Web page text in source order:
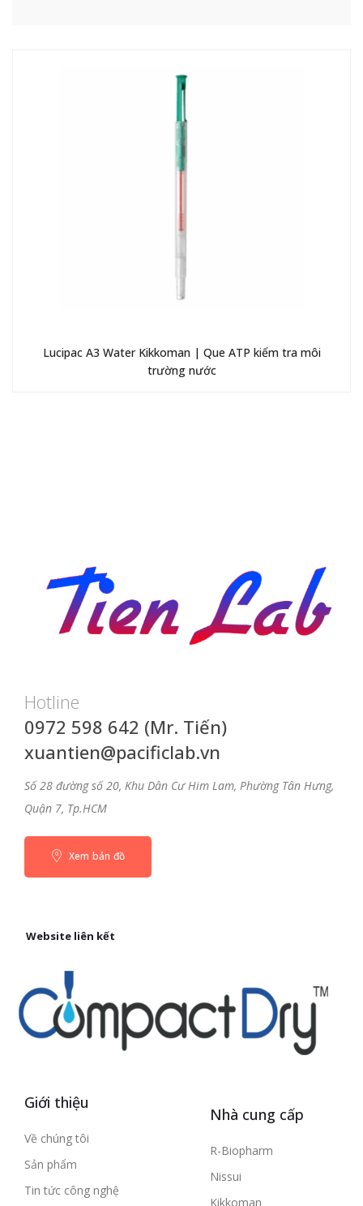
Lucipac A3 Water Kikkoman | Que ATP kiểm tra môi
trường nước
Hotline
0972 598 642 (Mr. Tiến)
xuantien@pacificlab.vn
Số 28 đường số 20, Khu Dân Cư Him Lam, Phường Tân Hưng,
Quận 7, Tp.HCM
Xem bản đồ
Website liên kết
Giới thiệu
Về chúng tôi
Sản phẩm
Tin tức công nghệ
Nhà cung cấp
R-Biopharm
Nissui
Kikkoman